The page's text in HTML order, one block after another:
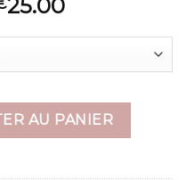
25.00
eponge
AU PANIER